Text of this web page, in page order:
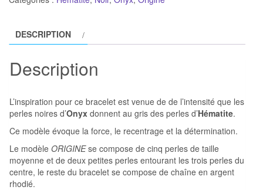
Hématite
ORIGINE
DESCRIPTION
Description
L’inspiration pour ce bracelet est venue de de l’intensité que les
perles noires d’Onyx donnent au gris des perles d’Hématite.
Ce modèle évoque la force, le recentrage et la détermination.
Le modèle ORIGINEse compose de cinq perles de taille
moyenne et de deux petites perles entourant les trois perles du
centre, le reste du bracelet se compose de chaîne en argent
rhodié.